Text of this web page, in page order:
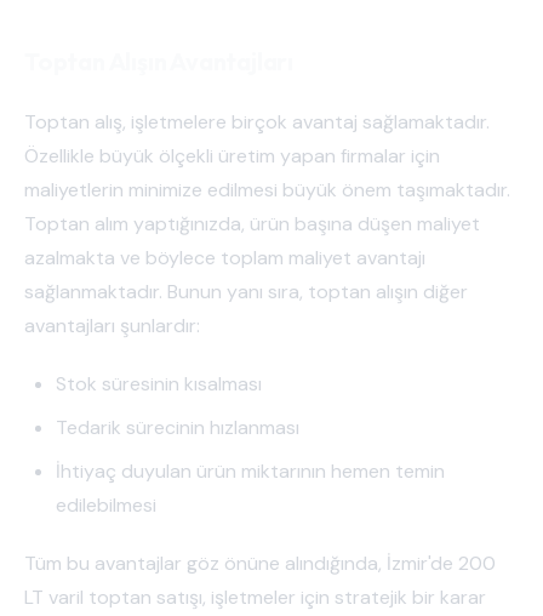
Toptan alış, işletmelere birçok avantaj sağlamaktadır.
Özellikle büyük ölçekli üretim yapan firmalar için
maliyetlerin minimize edilmesi büyük önem taşımaktadır.
Toptan alım yaptığınızda, ürün başına düşen maliyet
azalmakta ve böylece toplam maliyet avantajı
sağlanmaktadır. Bunun yanı sıra, toptan alışın diğer
avantajları şunlardır:
Stok süresinin kısalması
Tedarik sürecinin hızlanması
İhtiyaç duyulan ürün miktarının hemen temin
edilebilmesi
Tüm bu avantajlar göz önüne alındığında, İzmir'de 200
LT varil toptan satışı, işletmeler için stratejik bir karar